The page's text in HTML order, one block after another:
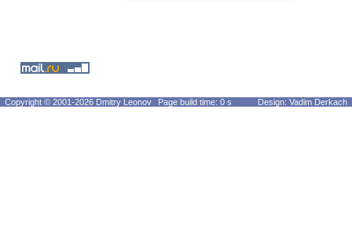
Copyright © 2001-2026 Dmitry Leonov Page build time: 0 s Design: Vadim Derkach